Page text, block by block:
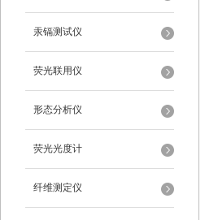
汞镉测试仪
荧光联用仪
形态分析仪
荧光光度计
纤维测定仪